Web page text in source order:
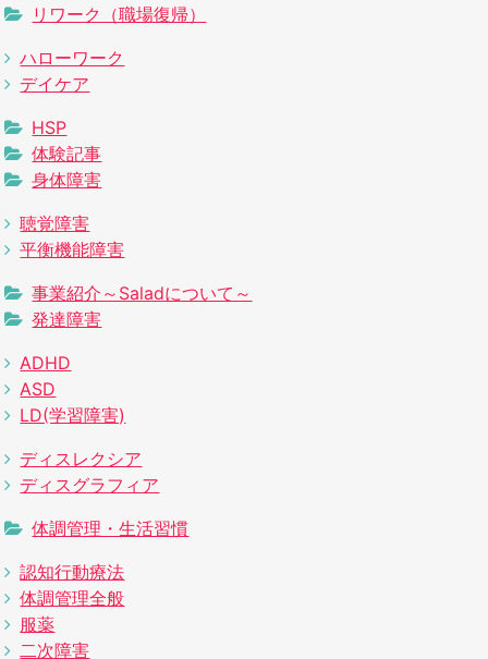
リワーク（職場復帰）
ハローワーク
デイケア
HSP
体験記事
身体障害
聴覚障害
平衡機能障害
事業紹介～Saladについて～
発達障害
ADHD
ASD
LD(学習障害)
ディスレクシア
ディスグラフィア
体調管理・生活習慣
認知行動療法
体調管理全般
服薬
二次障害